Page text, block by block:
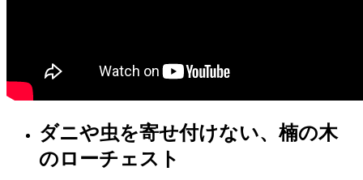
ダニや虫を寄せ付けない、楠の木
のローチェスト